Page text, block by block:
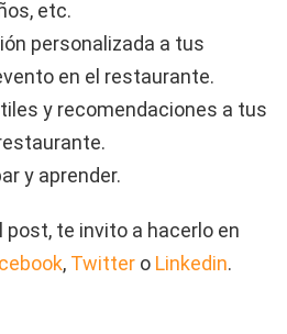
etc.
personalizada a tus
en el restaurante.
y recomendaciones a tus
y aprender.
te invito a hacerlo en
, Twitter o Linkedin.